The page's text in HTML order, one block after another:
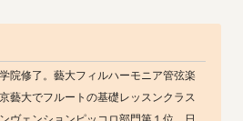
院修了。藝大フィルハーモニア管弦楽
藝大でフルートの基礎レッスンクラス